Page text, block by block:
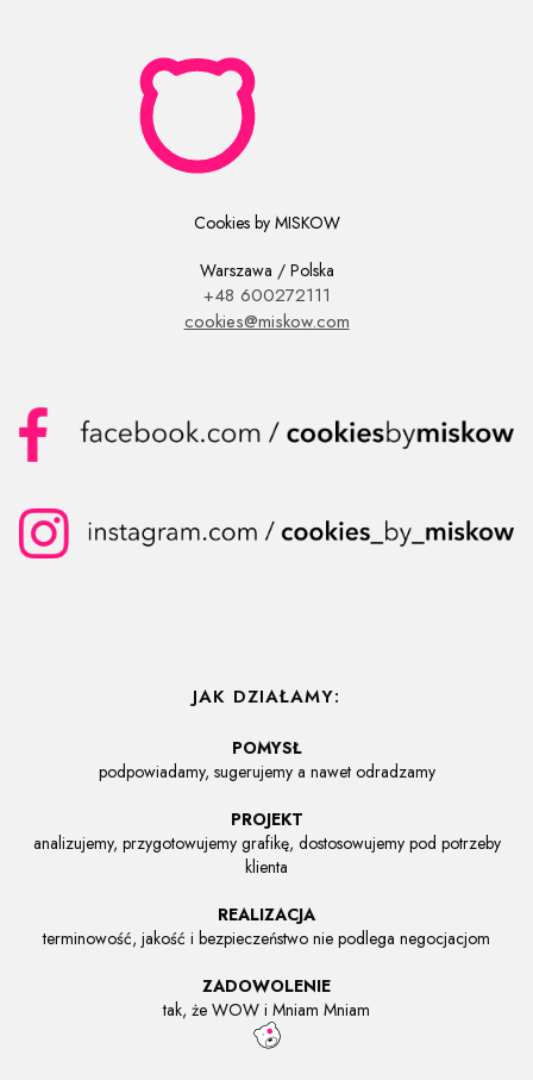
Cookies by MISKOW
Warszawa / Polska
+48 600272111
cookies@miskow.com
JAK DZIAŁAMY:
POMYSŁ
podpowiadamy, sugerujemy a nawet odradzamy
PROJEKT
analizujemy, przygotowujemy grafikę, dostosowujemy pod potrzeby
klienta
REALIZACJA
terminowość, jakość i bezpieczeństwo nie podlega negocjacjom
ZADOWOLENIE
tak, że WOW i Mniam Mniam